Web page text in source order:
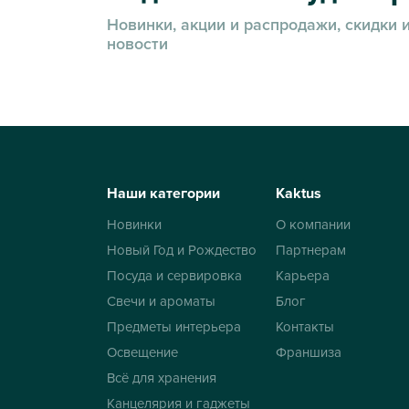
Новинки, акции и распродажи, скидки
новости
Наши категории
Новинки
Новый Год и Рождество
Посуда и сервировка
Свечи и ароматы
Предметы интерьера
Освещение
Всё для хранения
Канцелярия и гаджеты
Kaktus
О компании
Партнерам
Карьера
Блог
Контакты
Франшиза